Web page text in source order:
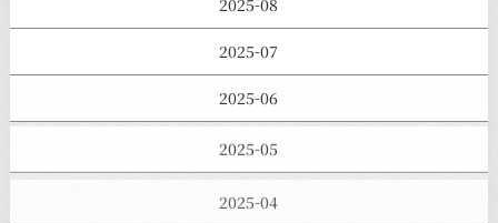
2025-08
2025-07
2025-06
2025-05